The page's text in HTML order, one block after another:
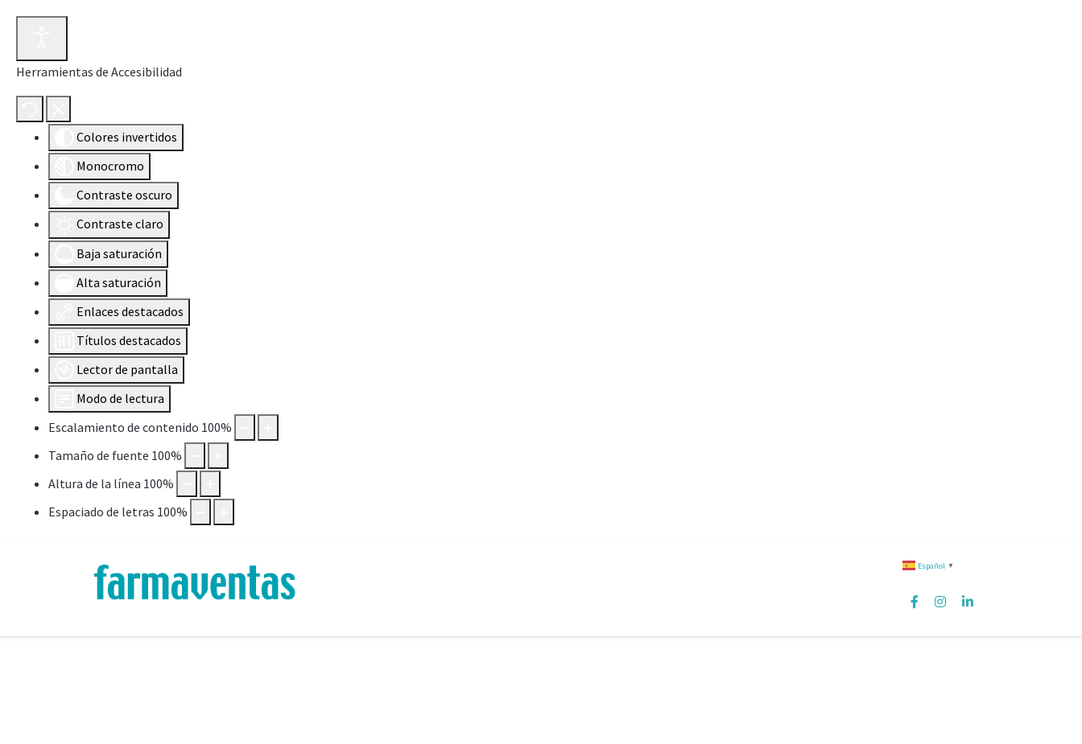
Herramientas de Accesibilidad
Colores invertidos
Monocromo
Contraste oscuro
Contraste claro
Baja saturación
Alta saturación
Enlaces destacados
Títulos destacados
Lector de pantalla
Modo de lectura
Escalamiento de contenido 100%
Tamaño de fuente 100%
Altura de la línea 100%
Espaciado de letras 100%
Español ▼